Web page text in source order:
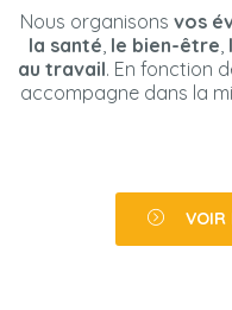
Nous organisons vos
la santé, le bien-être,
au travail. En fonction
accompagne dans la
VOIR